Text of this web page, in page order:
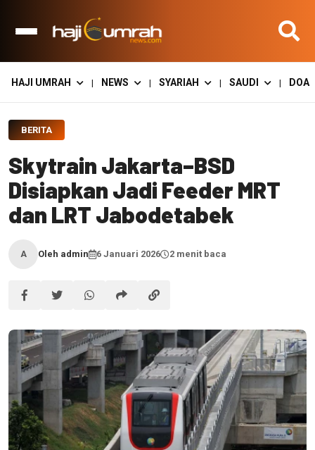
HAJI UMRAH | NEWS | SYARIAH | SAUDI | DOA
BERITA
Skytrain Jakarta–BSD
Disiapkan Jadi Feeder MRT
dan LRT Jabodetabek
A Oleh admin 6 Januari 2026 2 menit baca